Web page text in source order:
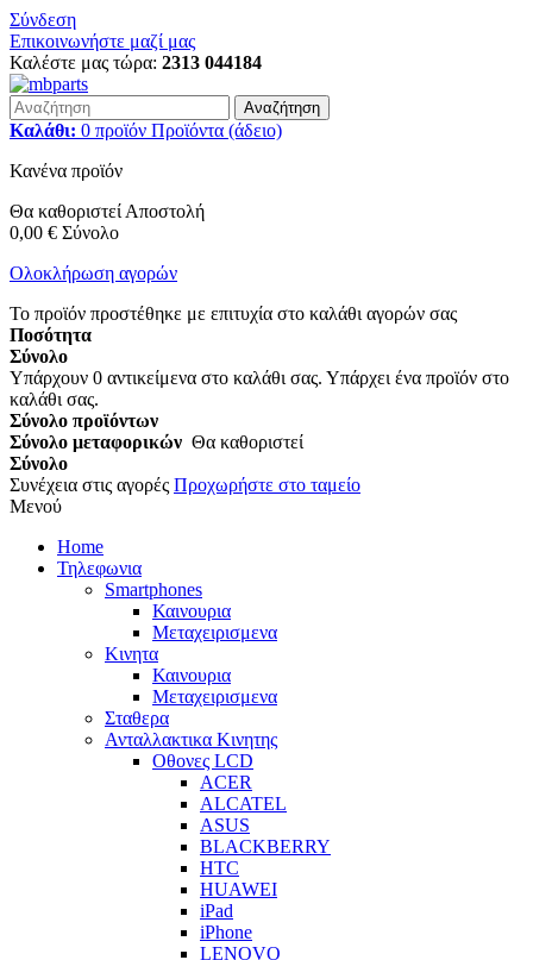
Σύνδεση
Επικοινωνήστε μαζί μας
Καλέστε μας τώρα: 2313 044184
Αναζήτηση
Καλάθι: 0 προϊόν Προϊόντα (άδειο)
Κανένα προϊόν
Θα καθοριστεί Αποστολή
0,00 € Σύνολο
Ολοκλήρωση αγορών
Το προϊόν προστέθηκε με επιτυχία στο καλάθι αγορών σας
Ποσότητα
Σύνολο
Υπάρχουν 0 αντικείμενα στο καλάθι σας. Υπάρχει ένα προϊόν στο
καλάθι σας.
Σύνολο προϊόντων
Σύνολο μεταφορικών Θα καθοριστεί
Σύνολο
Συνέχεια στις αγορές Προχωρήστε στο ταμείο
Μενού
Home
Τηλεφωνια
Smartphones
Καινουρια
Μεταχειρισμενα
Κινητα
Καινουρια
Μεταχειρισμενα
Σταθερα
Ανταλλακτικα Κινητης
Οθονες LCD
ACER
ALCATEL
ASUS
BLACKBERRY
HTC
HUAWEI
iPad
iPhone
LENOVO